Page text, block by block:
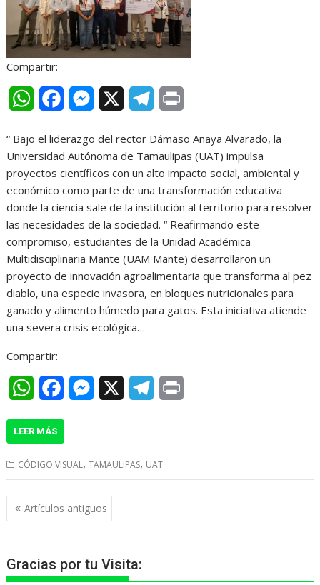
Compartir:
W
a
t
s
A
p
c
e
b
o
o
M
s
s
e
n
g
r
l
e
g
r
a
i
n
t
“ Bajo el liderazgo del rector Dámaso Anaya Alvarado, la
Universidad Autónoma de Tamaulipas (UAT) impulsa
proyectos científicos con un alto impacto social, ambiental y
económico como parte de una transformación educativa
donde la ciencia sale de la institución al territorio para resolver
las necesidades de la sociedad. “ Reafirmando este
compromiso, estudiantes de la Unidad Académica
Multidisciplinaria Mante (UAM Mante) desarrollaron un
proyecto de innovación agroalimentaria que transforma al pez
diablo, una especie invasora, en bloques nutricionales para
ganado y alimento húmedo para gatos. Esta iniciativa atiende
una severa crisis ecológica…
Compartir:
W
a
t
s
A
p
e
b
o
k
M
s
e
n
e
e
g
t
LEER MÁS
CÓDIGO VISUAL,TAMAULIPAS, UAT
Navegación
de
Artículos antiguos
Gracias por tu Visita: